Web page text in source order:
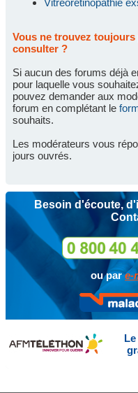
Vitréorétinopathie
Vous ne trouvez
consulter ?
Si aucun des forums déjà
pour laquelle vous
pouvez demander aux
forum en complétant le
souhaits.
Les modérateurs vous
jours ouvrés.
Besoin d'écoute,
ou pare-